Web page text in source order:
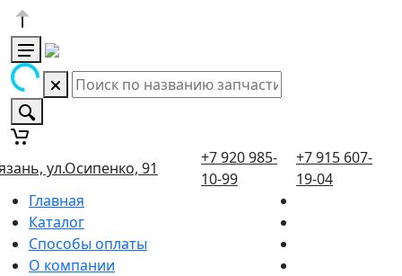
ул.Осипенко, 91
+7 920 985-
10-99
+7 915 607-
19-04
Главная
Каталог
Способы оплаты
О компании